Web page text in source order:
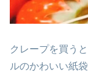
クレープを買うと
ルのかわいい紙